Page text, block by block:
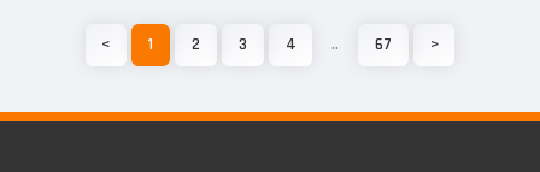
< 1 2 3 4 .. 67 >